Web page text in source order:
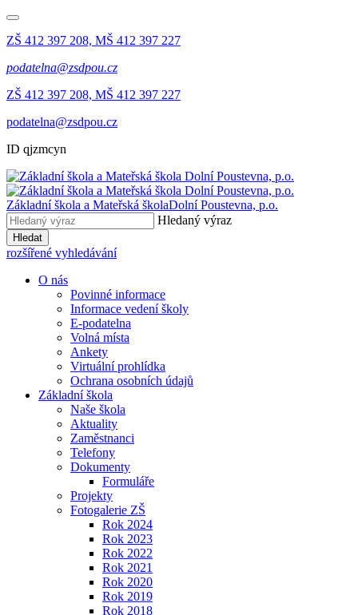
ZŠ 412 397 208, MŠ 412 397 227
podatelna@zsdpou.cz
ZŠ 412 397 208, MŠ 412 397 227
podatelna@zsdpou.cz
ID qjzmcyn
Základní škola a Mateřská školaDolní Poustevna, p.o.
Hledaný výraz
Hledat
rozšířené vyhledávání
O nás
Povinné informace
Informace vedení školy
E-podatelna
Volná místa
Ankety
Virtuální prohlídka
Ochrana osobních údajů
Základní škola
Naše škola
Aktuality
Zaměstnanci
Telefony
Dokumenty
Formuláře
Projekty
Fotogalerie ZŠ
Rok 2024
Rok 2023
Rok 2022
Rok 2021
Rok 2020
Rok 2019
Rok 2018